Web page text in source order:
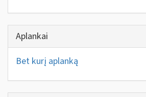
Aplankai
Bet kurį aplanką